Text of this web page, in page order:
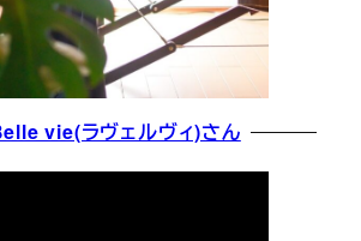
vie(ラヴェルヴィ)さん